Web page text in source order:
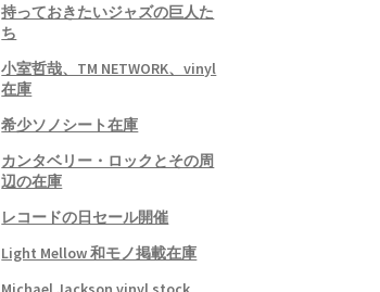
持っておきたいジャズの巨人た
ち
小室哲哉、TM NETWORK、vinyl
在庫
希少ソノシート在庫
カンタベリー・ロックとその周
辺の在庫
レコードの日セール開催
Light Mellow 和モノ掲載在庫